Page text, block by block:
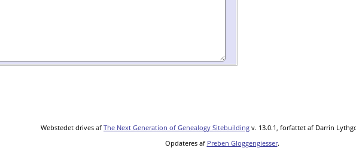
Webstedet drives af The Next Generation of Genealogy Sitebuilding v. 13.0.1, forfattet af Darrin
Opdateres af Preben Gloggengiesser.